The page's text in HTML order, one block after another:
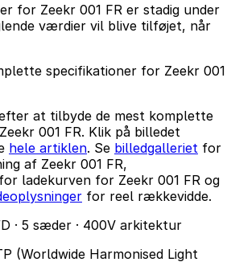
for Zeekr 001 FR er stadig under
værdier vil blive tilføjet, når
specifikationer for Zeekr 001
at tilbyde de mest komplette
001 FR. Klik på billedet
hele artiklen. Se billedgalleriet for
af Zeekr 001 FR,
for ladekurven for Zeekr 001 FR og
for reel rækkevidde.
· 5 sæder · 400V arkitektur
(Worldwide Harmonised Light